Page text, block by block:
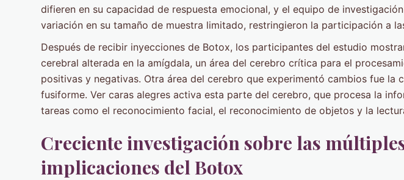
difieren en su capacidad de respuesta emocional, y el equipo de
variación en su tamaño de muestra limitado, restringieron la participación a
Después de recibir inyecciones de Botox, los participantes del estudio
cerebral alterada en la amígdala, un área del cerebro crítica para el
positivas y negativas. Otra área del cerebro que experimentó cambios fue la
fusiforme. Ver caras alegres activa esta parte del cerebro, que procesa la
tareas como el reconocimiento facial, el reconocimiento de objetos y la
Creciente investigación sobre las
implicaciones del Botox